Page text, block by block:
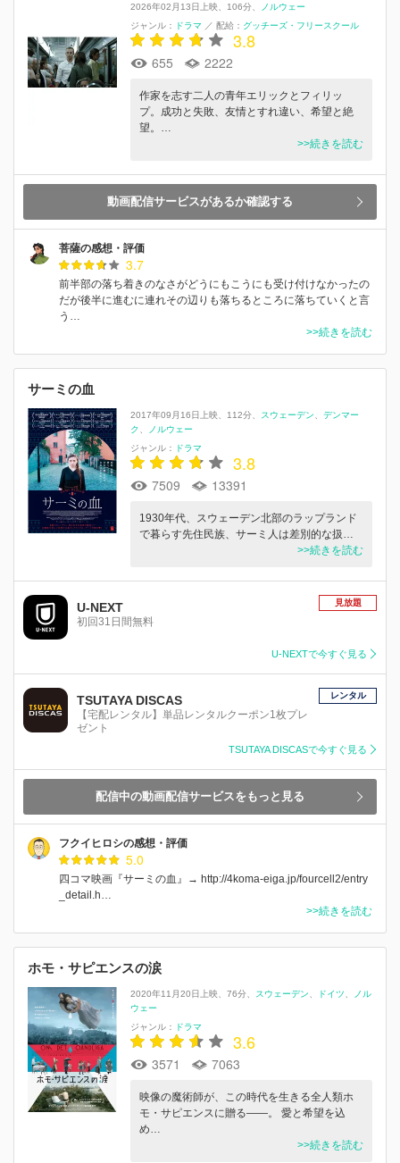
2026年02月13日上映 106分
ノルウェー
ジャンル：
ドラマ ／ 配給： グッチーズ・フリースクール
3.8
655 2222
作家を志す二人の青年エリックとフィリッ
プ。成功と失敗、友情とすれ違い、希望と絶
望。…
>>続きを読む
動画配信サービスがあるか確認する
菩薩の感想・評価
3.7
前半部の落ち着きのなさがどうにもこうにも受け付けなかったの
だが後半に進むに連れその辺りも落ちるところに落ちていくと言
う…
>>続きを読む
サーミの血
2017年09月16日上映 112分 スウェーデン
デンマー
ク
ノルウェー
ジャンル：
ドラマ
3.8
7509 13391
1930年代、スウェーデン北部のラップランド
で暮らす先住民族、サーミ人は差別的な扱…
>>続きを読む
U-NEXT
初回31日間無料
見放題
U-NEXTで今すぐ見る
TSUTAYA DISCAS
【宅配レンタル】単品レンタルクーポン1枚プレ
ゼント
レンタル
TSUTAYA DISCASで今すぐ見る
配信中の動画配信サービスをもっと見る
フクイヒロシの感想・評価
5.0
四コマ映画『サーミの血』→ http://4koma-eiga.jp/fourcell2/entry
_detail.h…
>>続きを読む
ホモ・サピエンスの涙
2020年11月20日上映 76分 スウェーデン ドイツ
ノル
ウェー
ジャンル：
ドラマ
3.6
3571 7063
映像の魔術師が、この時代を生きる全人類ホ
モ・サピエンスに贈る――。 愛と希望を込
め…
>>続きを読む